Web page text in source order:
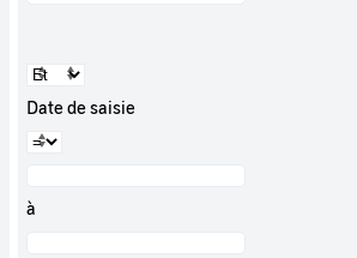
Date de saisie
à